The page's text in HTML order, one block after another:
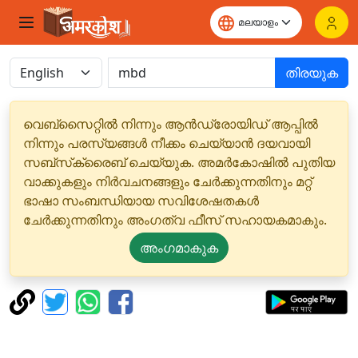
തിരയുക
വെബ്‌സൈറ്റിൽ നിന്നും ആൻഡ്രോയിഡ് ആപ്പിൽ
നിന്നും പരസ്യങ്ങൾ നീക്കം ചെയ്യാൻ ദയവായി
സബ്‌സ്‌ക്രൈബ് ചെയ്യുക. അമർകോഷിൽ പുതിയ
വാക്കുകളും നിർവചനങ്ങളും ചേർക്കുന്നതിനും മറ്റ്
ഭാഷാ സംബന്ധിയായ സവിശേഷതകൾ
ചേർക്കുന്നതിനും അംഗത്വ ഫീസ് സഹായകമാകും.
അംഗമാകുക